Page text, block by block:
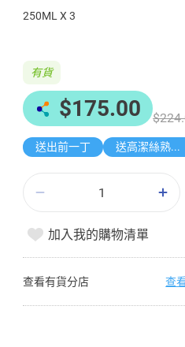
250ML X 3
$175.00
有貨
送出前一丁 送高潔絲熟睡褲1S
加入我的購物清單
查看有貨分店 查